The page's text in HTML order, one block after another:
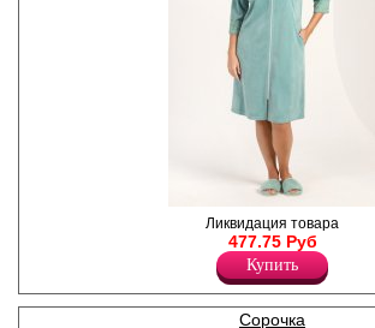
Халат женский из
современного
гладкокрашеного
трикотажного полотна
вельмонд, средней длины,
прямой, свободного кроя, с
рукавами ? длины, V-
Ликвидация товара
477.75 Руб
Купить
Сорочка